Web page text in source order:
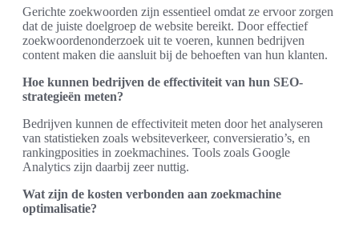
Gerichte zoekwoorden zijn essentieel omdat ze ervoor zorgen
dat de juiste doelgroep de website bereikt. Door effectief
zoekwoordenonderzoek uit te voeren, kunnen bedrijven
content maken die aansluit bij de behoeften van hun klanten.
Hoe kunnen bedrijven de effectiviteit van hun SEO-
strategieën meten?
Bedrijven kunnen de effectiviteit meten door het analyseren
van statistieken zoals websiteverkeer, conversieratio’s, en
rankingposities in zoekmachines. Tools zoals Google
Analytics zijn daarbij zeer nuttig.
Wat zijn de kosten verbonden aan zoekmachine
optimalisatie?